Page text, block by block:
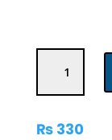
₨330